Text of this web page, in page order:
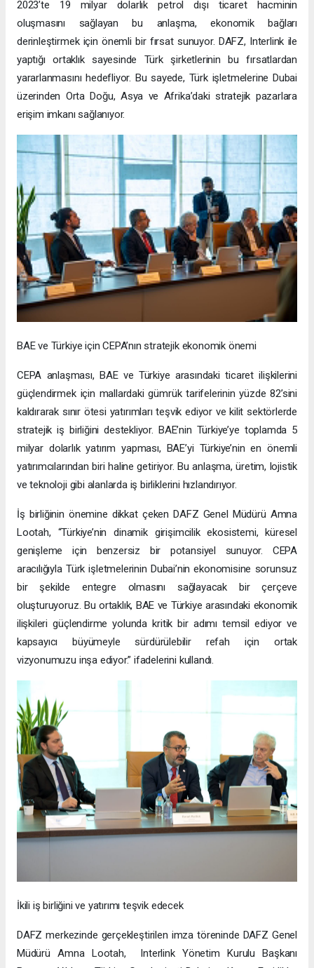
2023’te 19 milyar dolarlık petrol dışı ticaret hacminin
oluşmasını sağlayan bu anlaşma, ekonomik bağları
derinleştirmek için önemli bir fırsat sunuyor. DAFZ, Interlink ile
yaptığı ortaklık sayesinde Türk şirketlerinin bu fırsatlardan
yararlanmasını hedefliyor. Bu sayede, Türk işletmelerine Dubai
üzerinden Orta Doğu, Asya ve Afrika’daki stratejik pazarlara
erişim imkanı sağlanıyor.
BAE ve Türkiye için CEPA’nın stratejik ekonomik önemi
CEPA anlaşması, BAE ve Türkiye arasındaki ticaret ilişkilerini
güçlendirmek için mallardaki gümrük tarifelerinin yüzde 82’sini
kaldırarak sınır ötesi yatırımları teşvik ediyor ve kilit sektörlerde
stratejik iş birliğini destekliyor. BAE’nin Türkiye’ye toplamda 5
milyar dolarlık yatırım yapması, BAE’yi Türkiye’nin en önemli
yatırımcılarından biri haline getiriyor. Bu anlaşma, üretim, lojistik
ve teknoloji gibi alanlarda iş birliklerini hızlandırıyor.
İş birliğinin önemine dikkat çeken DAFZ Genel Müdürü Amna
Lootah, “Türkiye’nin dinamik girişimcilik ekosistemi, küresel
genişleme için benzersiz bir potansiyel sunuyor. CEPA
aracılığıyla Türk işletmelerinin Dubai’nin ekonomisine sorunsuz
bir şekilde entegre olmasını sağlayacak bir çerçeve
oluşturuyoruz. Bu ortaklık, BAE ve Türkiye arasındaki ekonomik
ilişkileri güçlendirme yolunda kritik bir adımı temsil ediyor ve
kapsayıcı büyümeyle sürdürülebilir refah için ortak
vizyonumuzu inşa ediyor.” ifadelerini kullandı.
İkili iş birliğini ve yatırımı teşvik edecek
DAFZ merkezinde gerçekleştirilen imza töreninde DAFZ Genel
Müdürü Amna Lootah, Interlink Yönetim Kurulu Başkanı